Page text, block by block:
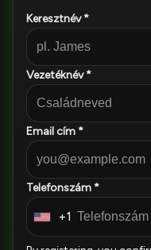
Keresztnév *
Vezetéknév *
Email cím *
Telefonszám *
U +1